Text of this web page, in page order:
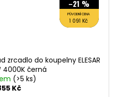
–21 %
PŮVODNÍ CENA
1 091 Kč
zrcadlo do koupelny ELESAR
4000K černá
(>5 ks)
Kč